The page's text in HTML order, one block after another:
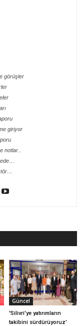
görüşler
giriyor
notlar..
Güncel
'Silivri'ye yatırımların
takibini sürdürüyoruz'